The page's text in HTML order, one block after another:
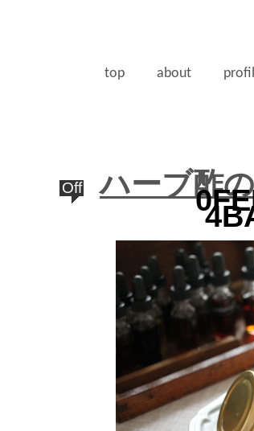
top about
Off
ハーブ酢